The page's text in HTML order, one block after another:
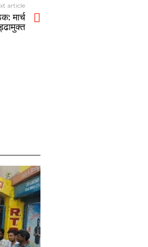
article
मार्च